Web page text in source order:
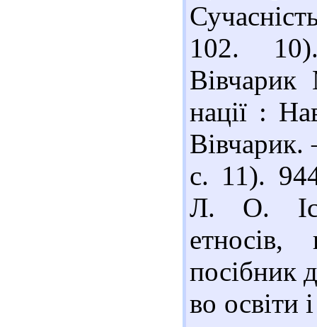
102.
нації :
с. 11).
Л. О.
посібник
во освіти